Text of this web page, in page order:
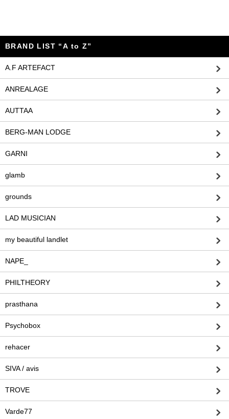
BRAND LIST “A to Z”
A.F ARTEFACT
ANREALAGE
AUTTAA
BERG-MAN LODGE
GARNI
glamb
grounds
LAD MUSICIAN
my beautiful landlet
NAPE_
PHILTHEORY
prasthana
Psychobox
rehacer
SIVA / avis
TROVE
Varde77